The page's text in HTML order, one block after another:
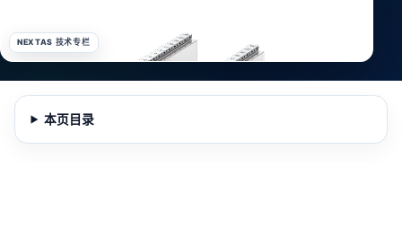
NEXTAS 技术专栏
本页目录